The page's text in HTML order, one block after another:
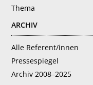
Thema
ARCHIV
Alle Referent/innen
Pressespiegel
Archiv 2008–2025